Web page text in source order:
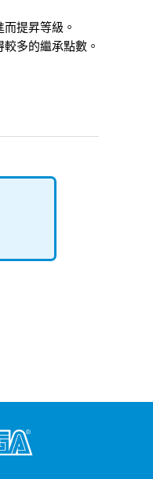
提昇等級。
多的繼承點數。